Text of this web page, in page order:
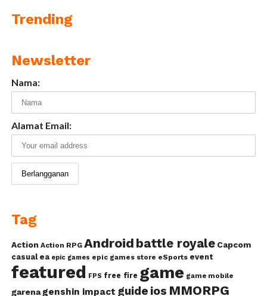
Trending
Newsletter
Nama:
Alamat Email:
Tag
Action Action RPG Android battle royale Capcom
casual ea epic games epic games store eSports event
featured FPS free fire game game mobile
garena genshin impact guide ios MMORPG